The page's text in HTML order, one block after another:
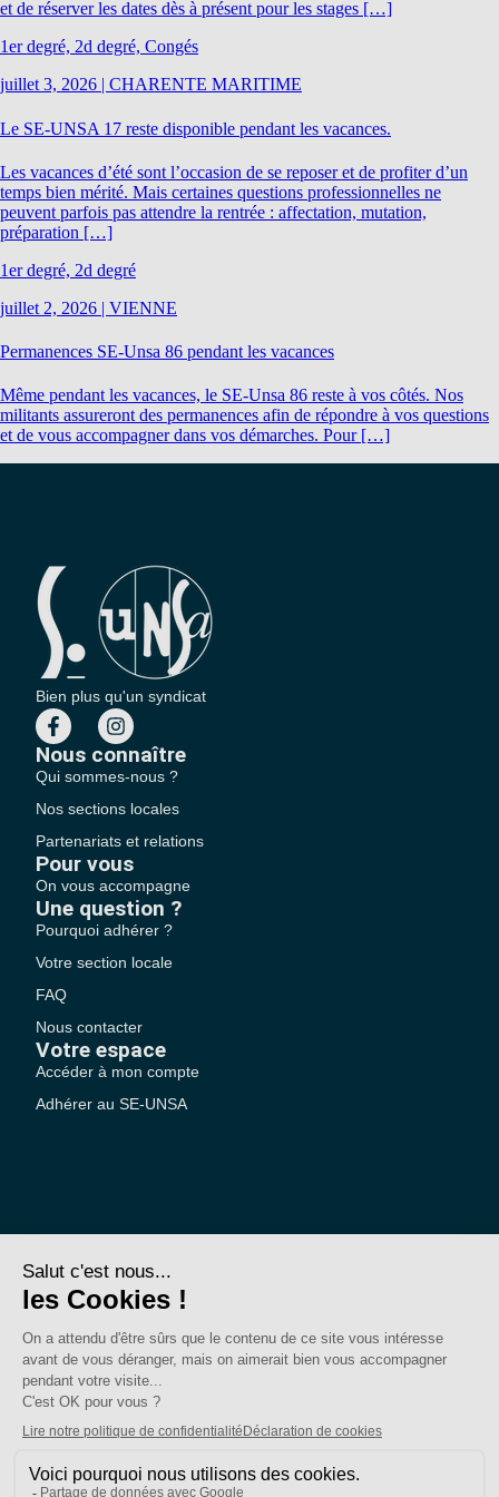
et de réserver les dates dès à présent pour les stages […]
1er degré, 2d degré, Congés
juillet 3, 2026 | CHARENTE MARITIME
Le SE-UNSA 17 reste disponible pendant les vacances.
Les vacances d’été sont l’occasion de se reposer et de profiter d’un
temps bien mérité. Mais certaines questions professionnelles ne
peuvent parfois pas attendre la rentrée : affectation, mutation,
préparation […]
1er degré, 2d degré
juillet 2, 2026 | VIENNE
Permanences SE-Unsa 86 pendant les vacances
Même pendant les vacances, le SE-Unsa 86 reste à vos côtés. Nos
militants assureront des permanences afin de répondre à vos questions
et de vous accompagner dans vos démarches. Pour […]
Bien plus qu'un syndicat
Nous connaître
Qui sommes-nous ?
Nos sections locales
Partenariats et relations
Pour vous
On vous accompagne
Une question ?
Pourquoi adhérer ?
Votre section locale
FAQ
Nous contacter
Votre espace
Accéder à mon compte
Adhérer au SE-UNSA
SE-Unsa est un syndicat de l’UNSA
Politique de confidentialité